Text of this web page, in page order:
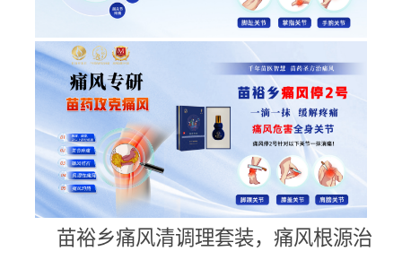
苗裕乡痛风清调理套装，痛风根源治